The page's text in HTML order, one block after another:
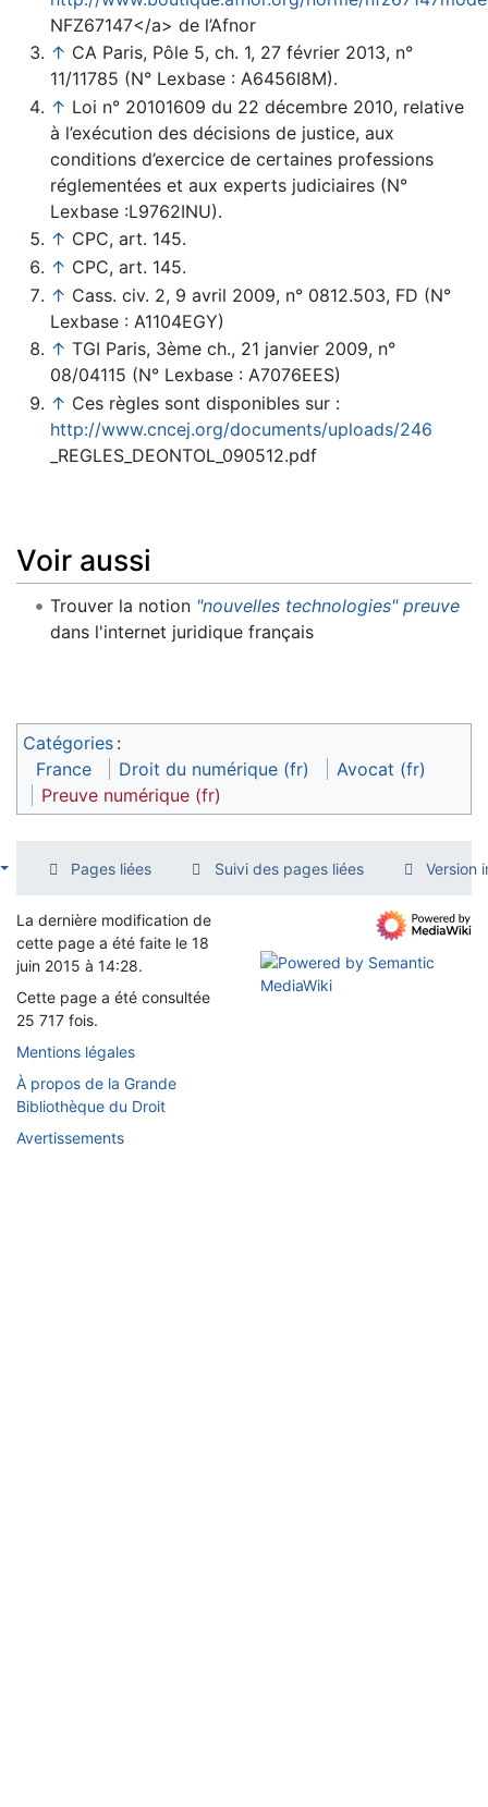
NFZ67147</a> de l’Afnor
↑ CA Paris, Pôle 5, ch. 1, 27 février 2013, n°
11/11785 (N° Lexbase : A6456I8M).
↑ Loi n° 20101609 du 22 décembre 2010, relative
à l’exécution des décisions de justice, aux
conditions d’exercice de certaines professions
réglementées et aux experts judiciaires (N°
Lexbase :L9762INU).
↑ CPC, art. 145.
↑ CPC, art. 145.
↑ Cass. civ. 2, 9 avril 2009, n° 0812.503, FD (N°
Lexbase : A1104EGY)
↑ TGI Paris, 3ème ch., 21 janvier 2009, n°
08/04115 (N° Lexbase : A7076EES)
↑ Ces règles sont disponibles sur :
http://www.cncej.org/documents/uploads/246
_REGLES_DEONTOL_090512.pdf
Voir aussi
Trouver la notion "nouvelles technologies" preuve
dans l'internet juridique français
Catégories :
France
Droit du numérique (fr)
Avocat (fr)
Preuve numérique (fr)
Pages liées Suivi des pages liées Version
La dernière modification de
cette page a été faite le 18
juin 2015 à 14:28.
Cette page a été consultée
25 717 fois.
Mentions légales
À propos de la Grande
Bibliothèque du Droit
Avertissements